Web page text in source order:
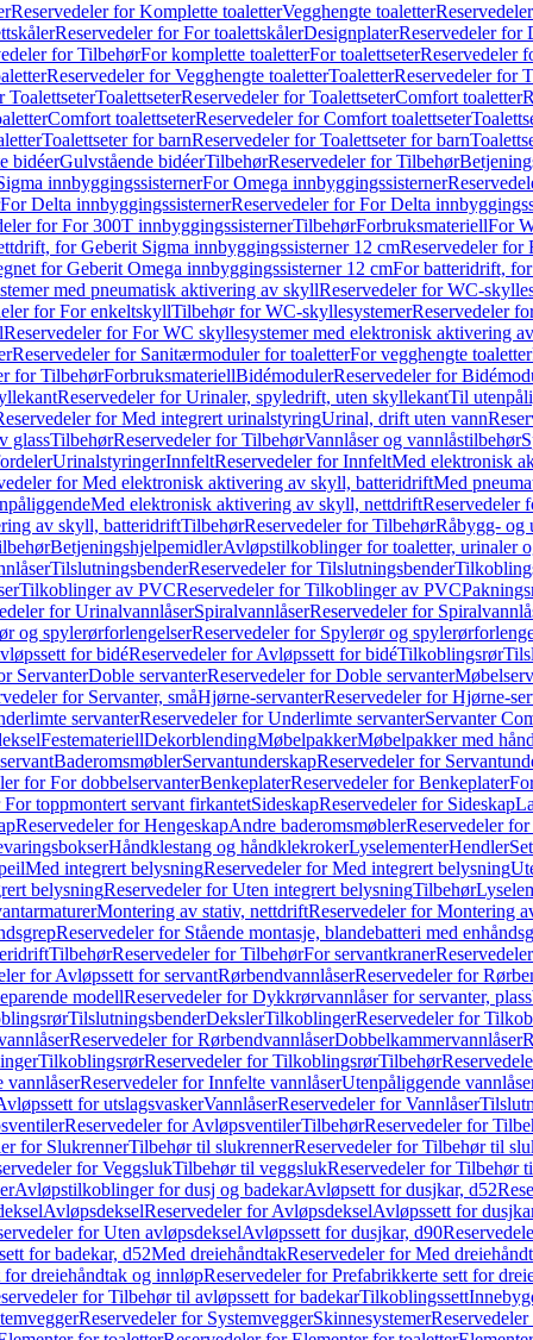
Reservedeler for Komplette toaletterVegghengte toaletter
Reservedeler for For toalettskålerDesignplaterReservedeler for
for TilbehørFor komplette toaletterFor toalettseterReservedeler
Reservedeler for Vegghengte toaletterToaletterReservedeler for
ToalettseterToalettseterReservedeler for ToalettseterComfort toaletter
Comfort toalettseterReservedeler for Comfort toalettseter
Toalettseter for barnReservedeler for Toalettseter for barn
bidéerGulvstående bidéerTilbehørReservedeler for Tilbehør
innbyggingssisternerFor Omega innbyggingssisterner
For Delta innbyggingssisternerReservedeler for For Delta
for For 300T innbyggingssisternerTilbehørForbruksmateriellFor
for Geberit Sigma innbyggingssisterner 12 cmReservedeler for
for Geberit Omega innbyggingssisterner 12 cmFor batteridrift,
med pneumatisk aktivering av skyllReservedeler for WC-
for For enkeltskyllTilbehør for WC-skyllesystemerReservedeler
Reservedeler for For WC skyllesystemer med elektronisk aktivering
Reservedeler for Sanitærmoduler for toaletterFor vegghengte toaletter
for TilbehørForbruksmateriellBidémodulerReservedeler for
Reservedeler for Urinaler, spyledrift, uten skyllekantTil
for Med integrert urinalstyringUrinal, drift uten vann
glassTilbehørReservedeler for TilbehørVannlåser og vannlåstilbehør
UrinalstyringerInnfeltReservedeler for InnfeltMed elektronisk
for Med elektronisk aktivering av skyll, batteridriftMed
Med elektronisk aktivering av skyll, nettdriftReservedeler
av skyll, batteridriftTilbehørReservedeler for TilbehørRåbygg- og
BetjeningshjelpemidlerAvløpstilkoblinger for toaletter, urinaler
TilslutningsbenderReservedeler for Tilslutningsbender
Tilkoblinger av PVCReservedeler for Tilkoblinger av PVC
for UrinalvannlåserSpiralvannlåserReservedeler for
og spylerørforlengelserReservedeler for Spylerør og
for bidéReservedeler for Avløpssett for bidéTilkoblingsrør
ServanterDoble servanterReservedeler for Doble servanter
for Servanter, småHjørne-servanterReservedeler for Hjørne-
servanterReservedeler for Underlimte servanterServanter
FestemateriellDekorblendingMøbelpakkerMøbelpakker med
BaderomsmøblerServantunderskapReservedeler for
for For dobbelservanterBenkeplaterReservedeler for Benkeplater
toppmontert servant firkantetSideskapReservedeler for Sideskap
Reservedeler for HengeskapAndre baderomsmøblerReservedeler
Håndklestang og håndklekrokerLyselementerHendler
Med integrert belysningReservedeler for Med integrert belysning
belysningReservedeler for Uten integrert belysningTilbehør
Montering av stativ, nettdriftReservedeler for Montering
Reservedeler for Stående montasje, blandebatteri med
TilbehørReservedeler for TilbehørFor servantkraner
for Avløpssett for servantRørbendvannlåserReservedeler for
modellReservedeler for Dykkrørvannlåser for servanter,
TilslutningsbenderDekslerTilkoblingerReservedeler for
Reservedeler for RørbendvannlåserDobbelkammervannlåser
TilkoblingsrørReservedeler for TilkoblingsrørTilbehør
vannlåserReservedeler for Innfelte vannlåserUtenpåliggende
for utslagsvaskerVannlåserReservedeler for Vannlåser
Reservedeler for AvløpsventilerTilbehørReservedeler for
for SlukrennerTilbehør til slukrennerReservedeler for Tilbehør til
for VeggslukTilbehør til veggslukReservedeler for Tilbehør
Avløpstilkoblinger for dusj og badekarAvløpsett for dusjkar, d52
AvløpsdekselReservedeler for AvløpsdekselAvløpssett for
for Uten avløpsdekselAvløpssett for dusjkar, d90
for badekar, d52Med dreiehåndtakReservedeler for Med
for dreiehåndtak og innløpReservedeler for Prefabrikkerte sett for
for Tilbehør til avløpssett for badekarTilkoblingssett
Reservedeler for SystemveggerSkinnesystemer